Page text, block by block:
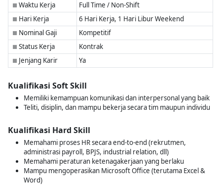
■ Waktu Kerja Full Time / Non-Shift
■ Hari Kerja 6 Hari Kerja, 1 Hari Libur Weekend
■ Nominal Gaji Kompetitif
■ Status Kerja Kontrak
■ Jenjang Karir Ya
Kualifikasi Soft Skill
Memiliki kemampuan komunikasi dan interpersonal yang baik
Teliti, disiplin, dan mampu bekerja secara tim maupun individu
Kualifikasi Hard Skill
Memahami proses HR secara end-to-end (rekrutmen,
administrasi payroll, BPJS, industrial relation, dll)
Memahami peraturan ketenagakerjaan yang berlaku
Mampu mengoperasikan Microsoft Office (terutama Excel &
Word)